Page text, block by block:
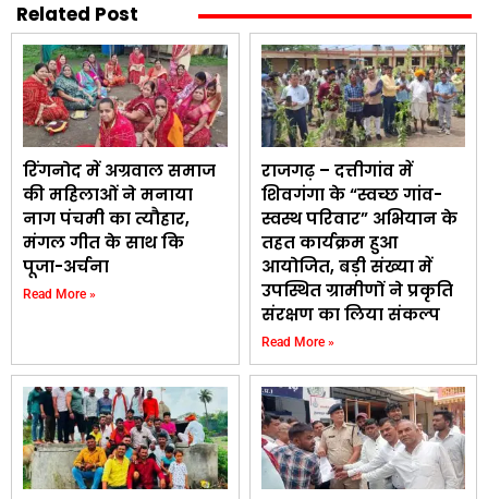
Related Post
रिंगनोद में अग्रवाल समाज
की महिलाओं ने मनाया
नाग पंचमी का त्यौहार,
मंगल गीत के साथ कि
पूजा-अर्चना
Read More »
राजगढ़ – दत्तीगांव में
शिवगंगा के “स्वच्छ गांव-
स्वस्थ परिवार” अभियान के
तहत कार्यक्रम हुआ
आयोजित, बड़ी संख्या में
उपस्थित ग्रामीणों ने प्रकृति
संरक्षण का लिया संकल्प
Read More »